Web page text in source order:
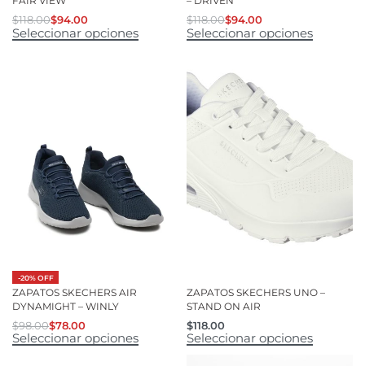
$118.00$94.00
Seleccionar opciones
$118.00$94.00
Seleccionar opciones
-20% OFF
ZAPATOS SKECHERS AIR
DYNAMIGHT – WINLY
$98.00$78.00
Seleccionar opciones
ZAPATOS SKECHERS UNO –
STAND ON AIR
$118.00
Seleccionar opciones